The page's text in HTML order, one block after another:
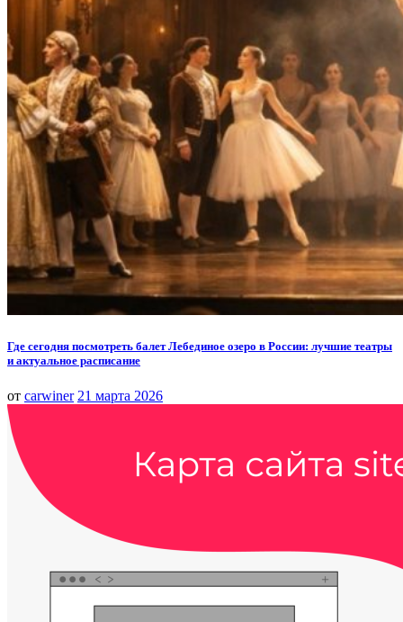
Где сегодня посмотреть балет Лебединое озеро в России: лучшие театры
и актуальное расписание
от carwiner 21 марта 2026